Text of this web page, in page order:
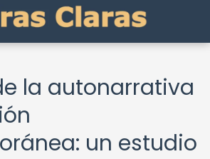
la autonarrativa
un estudio